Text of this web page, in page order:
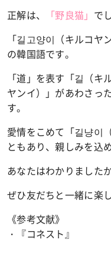
正解は、 「野良猫」 で
「길고양이（キルコヤ
の韓国語です。
「道」 を表す「길（キ
ヤンイ）」 があわさっ
す。
愛情をこめて「길냥이
ともあり、親しみを込
あなたはわかりました
ぜひ友だちと一緒に楽
《参考文献》
・『コネスト』